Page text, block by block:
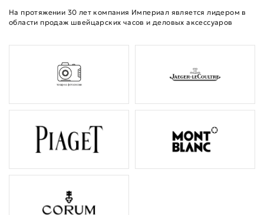
На протяжении 30 лет компания Империал является лидером в
области продаж швейцарских часов и деловых аксессуаров